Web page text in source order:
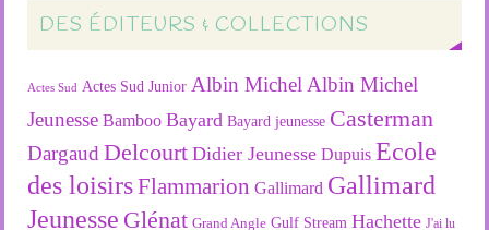
DES ÉDITEURS & COLLECTIONS
Actes Sud Actes Sud Junior Albin Michel Albin Michel
Jeunesse Bamboo Bayard Bayard jeunesse Casterman
Dargaud Delcourt Didier Jeunesse Dupuis Ecole
des loisirsFlammarion Gallimard Gallimard
Jeunesse Glénat Grand Angle Gulf Stream Hachette J'ai lu